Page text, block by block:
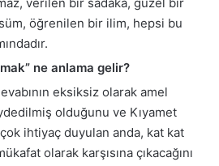
öğrenilen bir ilim, hepsi bu
ne anlama gelir?
eksiksiz olarak amel
olduğunu ve Kıyamet
ihtiyaç duyulan anda, kat kat
olarak karşısına çıkacağını